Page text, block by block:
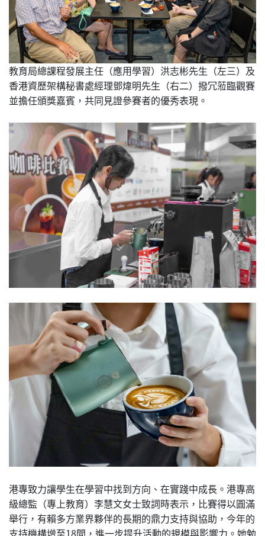
教育局總課程發展主任（應用學習）洪志彬先生（左三）及
香港資歷架構秘書處經理鄧煒明先生（右二）撥冗蒞臨觀賽
並擔任頒獎嘉賓，共同見證參賽者的優秀表現。
港專致力讓學生在學習中找到方向、在實踐中成長。港專高
級總監（專上教育）李慧文女士致詞時表示，比賽得以圓滿
舉行，有賴多方業界夥伴的長期的鼎力支持與協助，今年的